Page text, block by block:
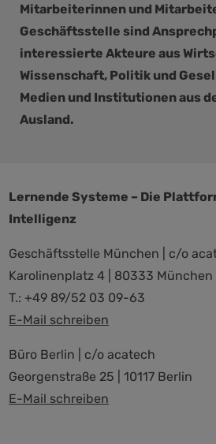
Mitarbeiterinnen und
Geschäftsstelle sind
interessierte Akteure aus
Wissenschaft, Politik und
Medien und Institutionen aus
Ausland.
Lernende Systeme – Die
Intelligenz
Geschäftsstelle München | c/o
Karolinenplatz 4 | 80333 München
T.: +49 89/52 03 09-63
E-Mail schreiben
Büro Berlin | c/o acatech
Georgenstraße 25 | 10117 Berlin
E-Mail schreiben